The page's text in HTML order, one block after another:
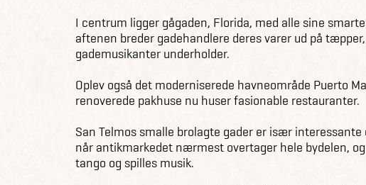
I centrum ligger gågaden, Florida, med alle sine
aftenen breder gadehandlere deres varer ud på
gademusikanter underholder.
Oplev også det moderniserede havneområde Puerto
renoverede pakhuse nu huser fasionable restauranter.
San Telmos smalle brolagte gader er især interessante
når antikmarkedet nærmest overtager hele bydelen,
tango og spilles musik.